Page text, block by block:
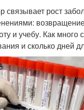
связывает рост
и учебу. Как много
и сколько дней